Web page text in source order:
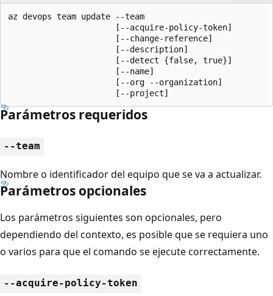
az devops team update --team
                      [--acquire-policy-token]
                      [--change-reference]
                      [--description]
                      [--detect {false, true}]
                      [--name]
                      [--org --organization]
                      [--project]
Parámetros requeridos
--team
Nombre o identificador del equipo que se va a actualizar.
Parámetros opcionales
Los parámetros siguientes son opcionales, pero
dependiendo del contexto, es posible que se requiera uno
o varios para que el comando se ejecute correctamente.
--acquire-policy-token